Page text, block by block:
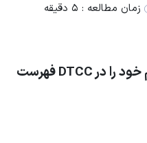
زمان مطالعه : ۵ دقیقه
فرانکلین تمپلتون ETF اتریوم خود را در DTCC فهرست